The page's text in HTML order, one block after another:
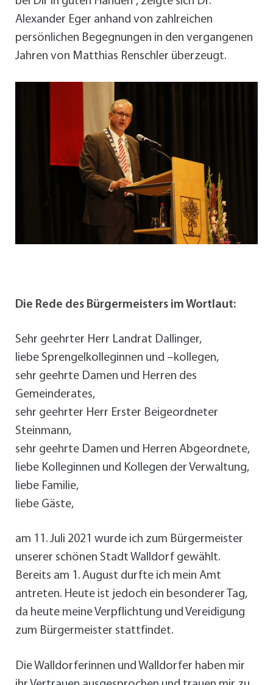
Alexander Eger anhand von zahlreichen
persönlichen Begegnungen in den vergangenen
Jahren von Matthias Renschler überzeugt.
Die Rede des Bürgermeisters im Wortlaut:
Sehr geehrter Herr Landrat Dallinger,
liebe Sprengelkolleginnen und –kollegen,
sehr geehrte Damen und Herren des
Gemeinderates,
sehr geehrter Herr Erster Beigeordneter
Steinmann,
sehr geehrte Damen und Herren Abgeordnete,
liebe Kolleginnen und Kollegen der Verwaltung,
liebe Familie,
liebe Gäste,
am 11. Juli 2021 wurde ich zum Bürgermeister
unserer schönen Stadt Walldorf gewählt.
Bereits am 1. August durfte ich mein Amt
antreten. Heute ist jedoch ein besonderer Tag,
da heute meine Verpflichtung und Vereidigung
zum Bürgermeister stattfindet.
Die Walldorferinnen und Walldorfer haben mir